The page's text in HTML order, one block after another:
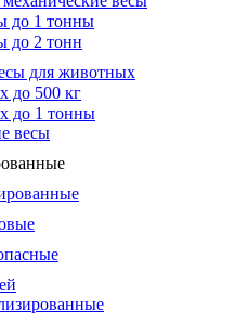
до 1 тонны
до 2 тонн
для животных
до 500 кг
до 1 тонны
весы